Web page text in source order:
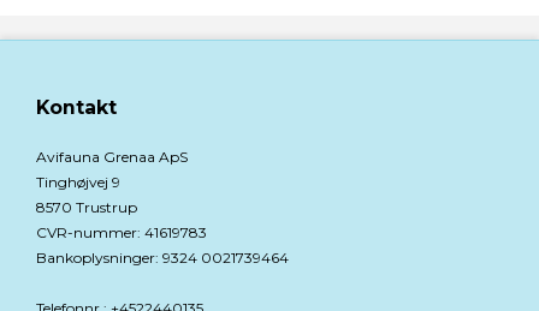
Kontakt
Avifauna Grenaa ApS
Tinghøjvej 9
8570 Trustrup
CVR-nummer: 41619783
Bankoplysninger: 9324 0021739464